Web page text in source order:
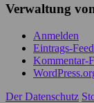
Verwaltung
Anmelden
Eintrags-Feed
Kommentar-
Der Datenschutz